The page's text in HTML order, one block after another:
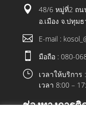

48/6 หมู่ที่2 ถ
อ.เมือง จ.ปทุม
 E-mail :
 มือถือ : 080-
}
เวลาให้บริกา
เวลา 8:00 –
ช่องทางการติ